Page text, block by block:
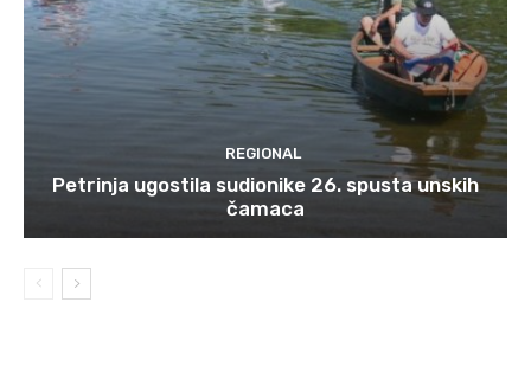
REGIONAL
Petrinja ugostila sudionike 26. spusta unskih
čamaca